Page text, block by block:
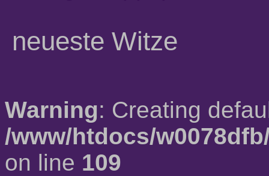
neueste Witze
Warning: Creating
/www/htdocs/
on line 109